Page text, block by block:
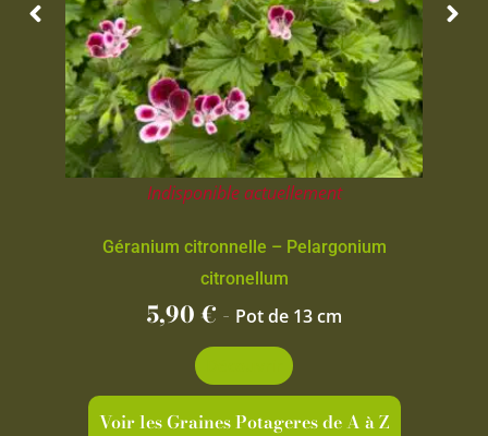
Indisponible actuellement
Géranium citronnelle – Pelargonium
citronellum
5,90€ - Pot de 13 cm
Voir les Graines Potageres de A à Z